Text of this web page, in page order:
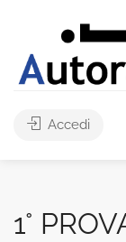
Accedi
1°